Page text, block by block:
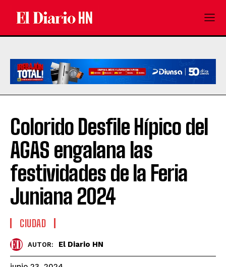
Colorido Desfile Hípico del
AGAS engalana las
festividades de la Feria
Juniana 2024
CIUDAD
AUTOR: El Diario HN